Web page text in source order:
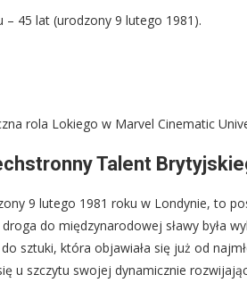
– 45 lat (urodzony 9 lutego 1981).
rola Lokiego w Marvel Cinematic
Talent
9 lutego 1981 roku w Londynie, to
do międzynarodowej sławy była
sztuki, która objawiała się już od
u szczytu swojej dynamicznie